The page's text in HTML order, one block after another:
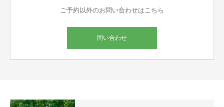
ご予約以外のお問い合わせはこちら
問い合わせ